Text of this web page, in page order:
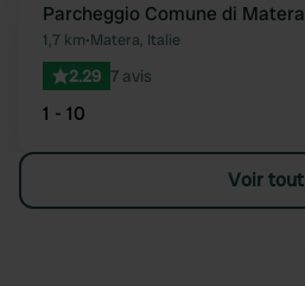
Parcheggio Comune di Matera
1,7 km•Matera, Italie
2.29 7 avis
1 - 10
Voir tout